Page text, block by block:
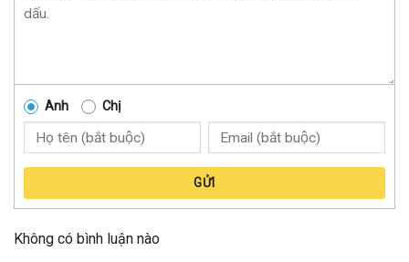
Anh Chị
GỬI
Không có bình luận nào